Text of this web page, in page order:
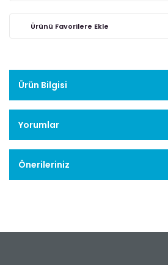
Ürün Bilgisi
Yorumlar
Önerileriniz